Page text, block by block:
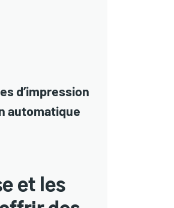
d’impression
automatique
et les